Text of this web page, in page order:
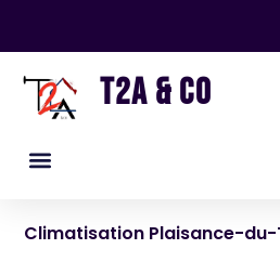
T2A & CO
Climatisation Plaisance-